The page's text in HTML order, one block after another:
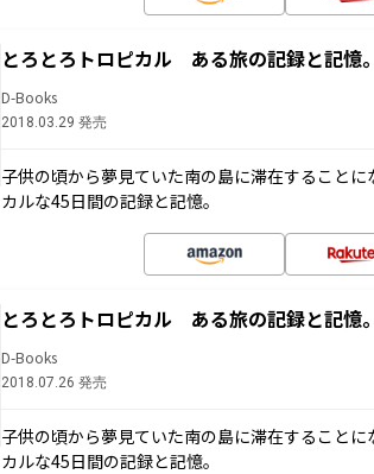
とろとろトロピカル ある旅の記録と記
D-Books
2018.03.29 発売
子供の頃から夢見ていた南の島に滞在すること
カルな45日間の記録と記憶。
とろとろトロピカル ある旅の記録と記
D-Books
2018.07.26 発売
子供の頃から夢見ていた南の島に滞在すること
カルな45日間の記録と記憶。